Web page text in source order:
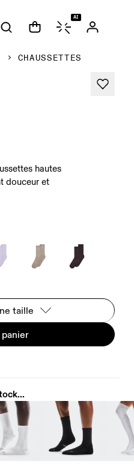
AI
CHAUSSETTES
hautes
douceur et
taille